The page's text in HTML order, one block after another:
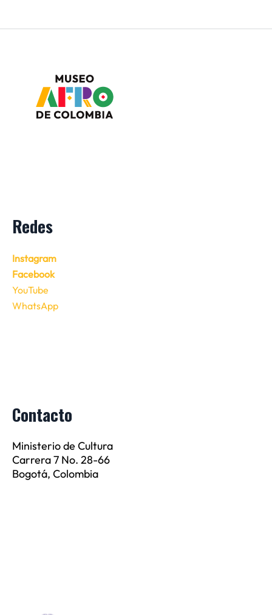
Redes
Instagram
Facebook
YouTube
WhatsApp
Contacto
Ministerio de Cultura
Carrera 7 No. 28-66
Bogotá, Colombia